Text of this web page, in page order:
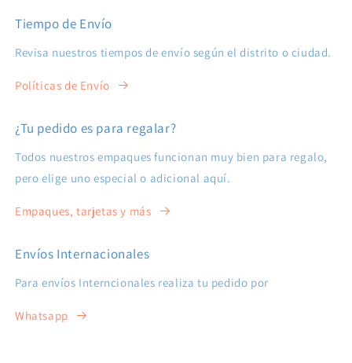
Tiempo de Envío
Revisa nuestros tiempos de envío según el distrito o ciudad.
Políticas de Envío
¿Tu pedido es para regalar?
Todos nuestros empaques funcionan muy bien para regalo,
pero elige uno especial o adicional aquí.
Empaques, tarjetas y más
Envíos Internacionales
Para envíos Interncionales realiza tu pedido por
Whatsapp